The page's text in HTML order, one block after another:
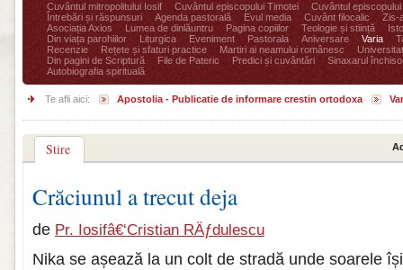
Cuvântul mitropolitului Iosif Cuvântul episcopului Timotei
Cuvântul episcopului
Întrebări și răspunsuri
Agenda pastorală Evul media Cuvânt filocalic
Zis-
Asociația Axios
Lumea de dinlăuntru Pagina copiilor Teologie și stiință
Din viața parohiilor
Liturgica Eveniment Pastorala Aniversare Varia
Recenzie
Rețete și sfaturi practice Martiri ai neamului românesc
Din pagini de Scriptură
File de Pateric Predici și cuvântări
Sinaxarul
Autobiografia spirituală
Te afli aici: Apostolia - Publicatie de informare crestin ortodoxa
Stire
Crăciunul a trecut deja
de Pr. Iosifâ€‘Cristian RÄƒdulescu
Nika se așează la un colt de stradă unde soarele